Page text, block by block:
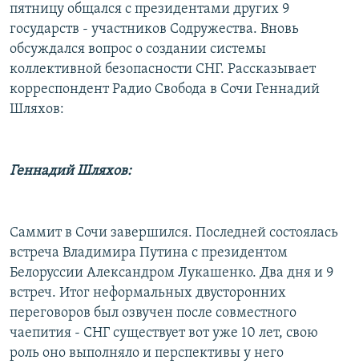
Все сайты РСЕ/РС
пятницу общался с президентами других 9
государств - участников Содружества. Вновь
обсуждался вопрос о создании системы
коллективной безопасности СНГ. Рассказывает
корреспондент Радио Свобода в Сочи Геннадий
Шляхов:
Геннадий Шляхов:
Саммит в Сочи завершился. Последней состоялась
встреча Владимира Путина с президентом
Белоруссии Александром Лукашенко. Два дня и 9
встреч. Итог неформальных двусторонних
переговоров был озвучен после совместного
чаепития - СНГ существует вот уже 10 лет, свою
роль оно выполняло и перспективы у него